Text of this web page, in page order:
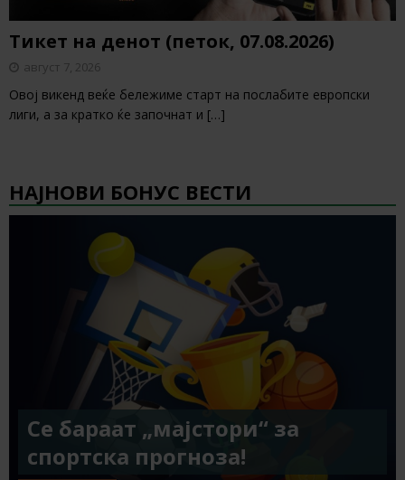
Тикет на денот (петок, 07.08.2026)
август 7, 2026
Овој викенд веќе бележиме старт на послабите европски
лиги, а за кратко ќе започнат и […]
НАЈНОВИ БОНУС ВЕСТИ
Се бараат „мајстори“ за
спортска прогноза!